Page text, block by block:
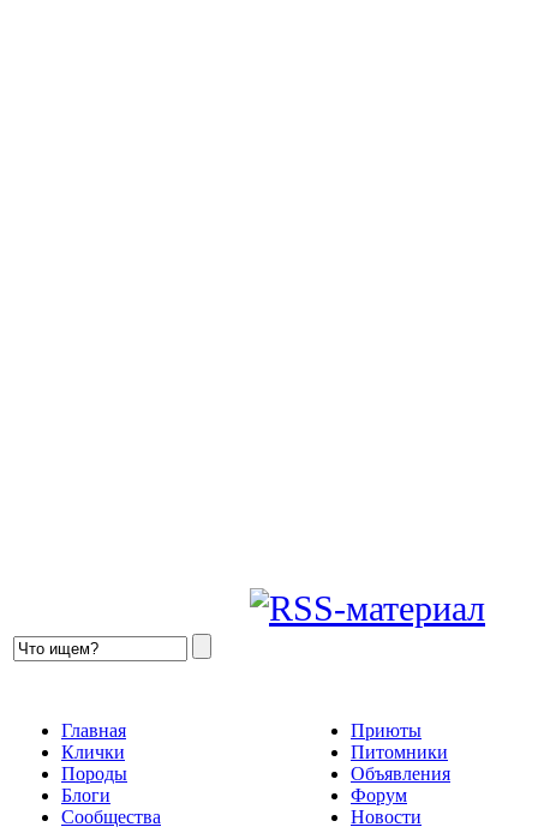
Главная
Клички
Породы
Блоги
Сообщества
Приюты
Питомники
Объявления
Форум
Новости